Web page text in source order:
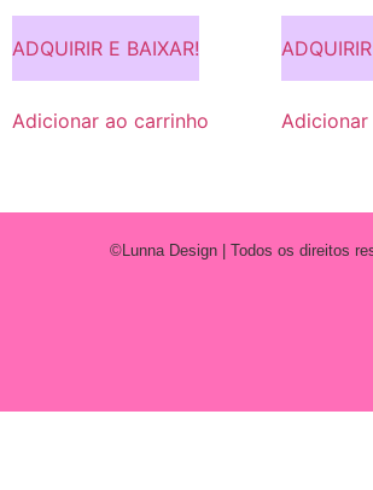
ADQUIRIR E BAIXAR!
Adicionar ao carrinho
©Lunna Design | Todos os direitos